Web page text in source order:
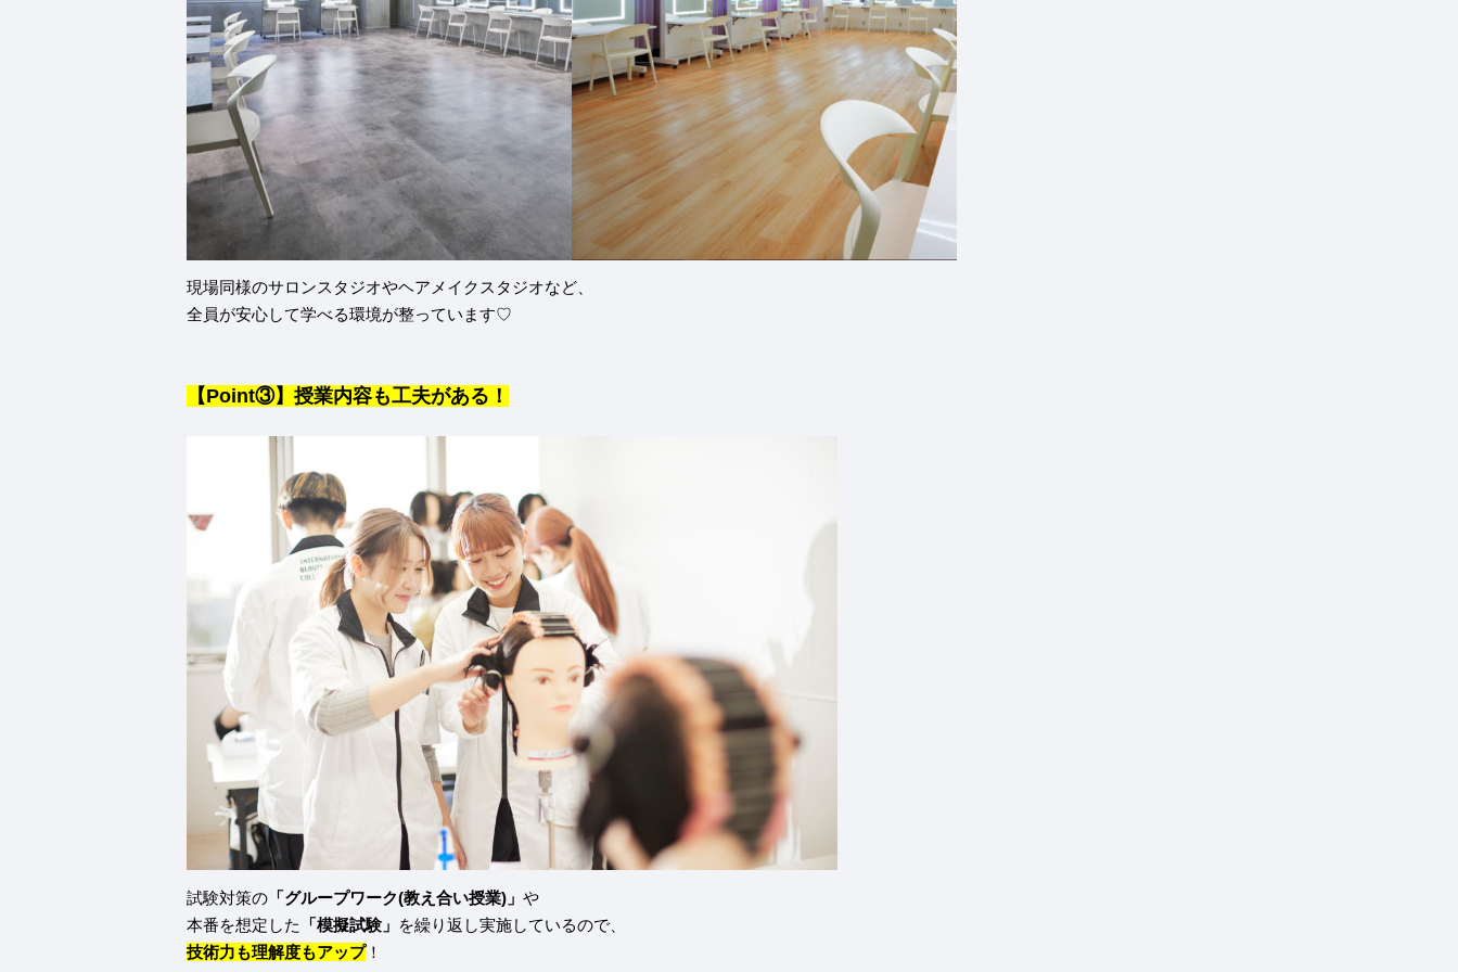
現場同様のサロンスタジオやヘアメイクスタジオなど、
全員が安心して学べる環境が整っています♡
【Point③】授業内容も工夫がある！
試験対策の 「グループワーク(教え合い授業)」 や
本番を想定した
「模擬試験」 を繰り返し実施しているので、
技術力も理解度もアップ！